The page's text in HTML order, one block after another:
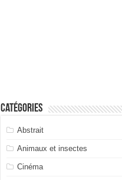
Catégories
Abstrait
Animaux et insectes
Cinéma